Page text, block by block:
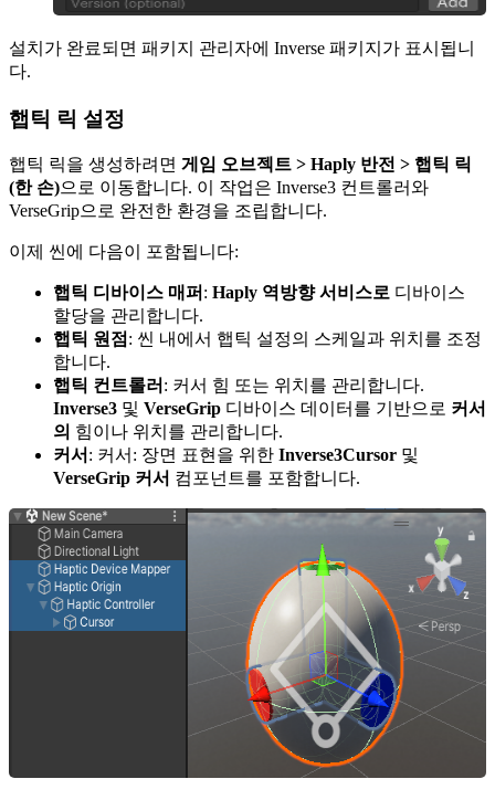
설치가 완료되면 패키지 관리자에 Inverse 패키지가 표시됩니
다.
햅틱 릭 설정
햅틱 릭을 생성하려면 게임 오브젝트 > Haply 반전 > 햅틱 릭
(한 손)으로 이동합니다. 이 작업은 Inverse3 컨트롤러와
VerseGrip으로 완전한 환경을 조립합니다.
이제 씬에 다음이 포함됩니다:
햅틱 디바이스 매퍼 : Haply 역방향 서비스로 디바이스
할당을 관리합니다.
햅틱 원점 : 씬 내에서 햅틱 설정의 스케일과 위치를 조정
합니다.
햅틱 컨트롤러 : 커서 힘 또는 위치를 관리합니다.
Inverse3 및 VerseGrip 디바이스 데이터를 기반으로 커서
의 힘이나 위치를 관리합니다.
커서 : 커서: 장면 표현을 위한 Inverse3Cursor 및
VerseGrip 커서 컴포넌트를 포함합니다.